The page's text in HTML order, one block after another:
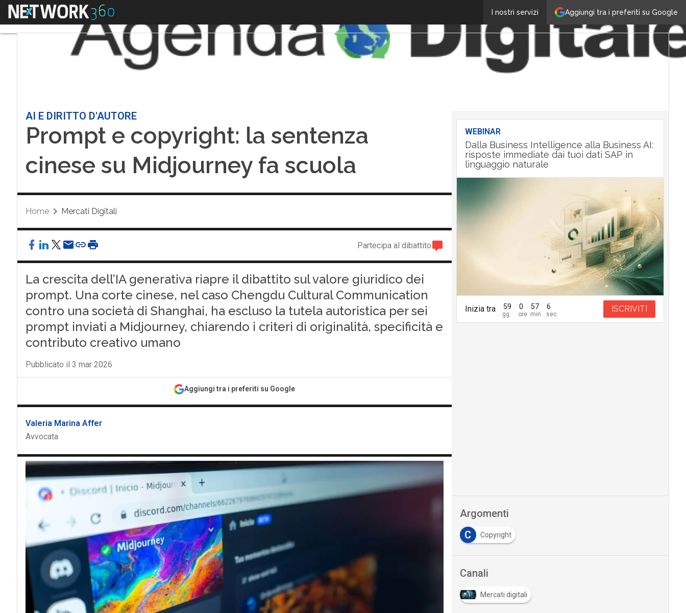
Aggiungi tra i preferiti su Google
I nostri servizi
Menu
AI E DIRITTO D'AUTORE
Prompt e copyright: la sentenza
cinese su Midjourney fa scuola
Home Mercati Digitali
Partecipa al dibattito
La crescita dell’IA generativa riapre il dibattito sul valore giuridico dei
prompt. Una corte cinese, nel caso Chengdu Cultural Communication
contro una società di Shanghai, ha escluso la tutela autoristica per sei
prompt inviati a Midjourney, chiarendo i criteri di originalità, specificità e
contributo creativo umano
Pubblicato il 3 mar 2026
Aggiungi tra i preferiti su Google
Valeria Marina Affer
Avvocata
WEBINAR
Dalla Business Intelligence alla Business AI:
risposte immediate dai tuoi dati SAP in
linguaggio naturale
Inizia tra 59 0 57 5 ISCRIVITI
Argomenti
C
Copyright
Canali
Mercati digitali